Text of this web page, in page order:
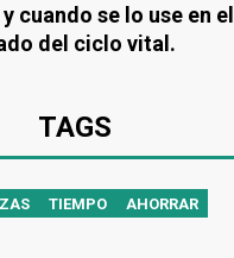
cuando se lo use en el
del ciclo vital.
TAGS
TIEMPO AHORRAR